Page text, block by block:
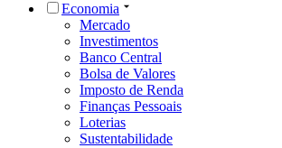
Economia
Mercado
Investimentos
Banco Central
Bolsa de Valores
Imposto de Renda
Finanças Pessoais
Loterias
Sustentabilidade